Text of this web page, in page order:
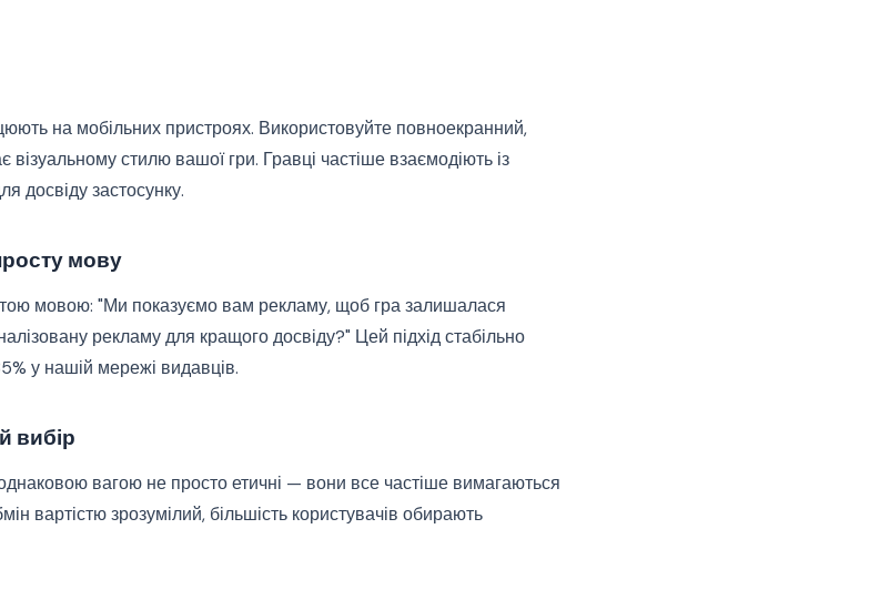
на мобільних пристроях. Використовуйте повноекранний,
візуальному стилю вашої гри. Гравці частіше взаємодіють із
досвіду застосунку.
мову
мовою: "Ми показуємо вам рекламу, щоб гра залишалася
рекламу для кращого досвіду?" Цей підхід стабільно
у нашій мережі видавців.
вибір
вагою не просто етичні — вони все частіше вимагаються
вартістю зрозумілий, більшість користувачів обирають